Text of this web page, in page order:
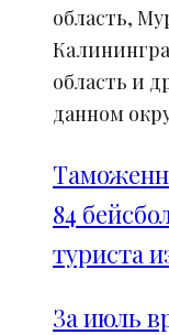
область,
область и
данном
84
туриста
За июль